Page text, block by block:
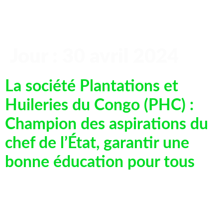
La société Plantations et
Huileries du Congo (PHC) :
Champion des aspirations du
chef de l’État, garantir une
bonne éducation pour tous